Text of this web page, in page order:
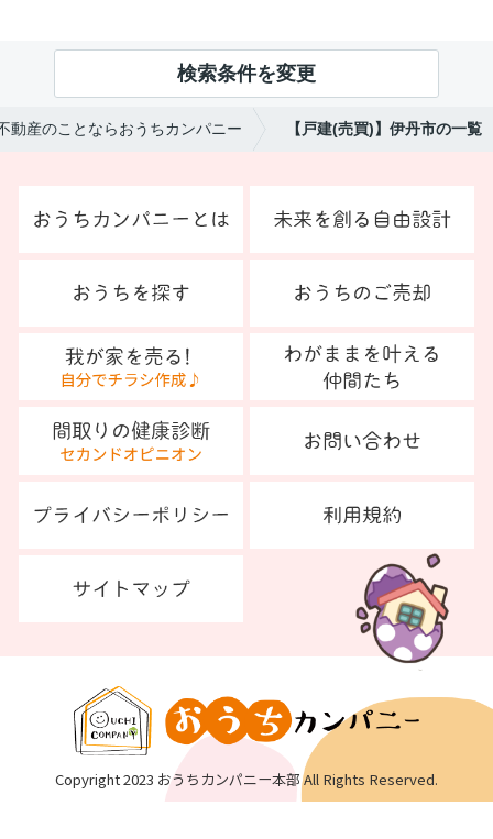
検索条件を変更
動産のことならおうちカンパニー 【戸建(売買)】伊丹市の一覧
Copyright 2023 おうちカンパニー本部 All Rights Reserved.